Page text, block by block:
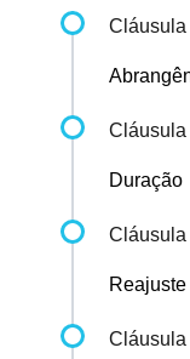
Cláusula
Cláusula
Duração
Cláusula
Cláusula